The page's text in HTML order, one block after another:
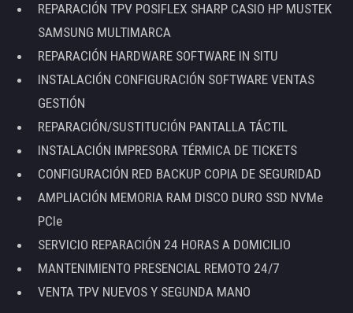
REPARACIÓN TPV POSIFLEX SHARP CASIO HP MUSTEK
SAMSUNG MULTIMARCA
REPARACIÓN HARDWARE SOFTWARE IN SITU
INSTALACIÓN CONFIGURACIÓN SOFTWARE VENTAS
GESTIÓN
REPARACIÓN/SUSTITUCIÓN PANTALLA TÁCTIL
INSTALACIÓN IMPRESORA TÉRMICA DE TICKETS
CONFIGURACIÓN RED BACKUP COPIA DE SEGURIDAD
AMPLIACIÓN MEMORIA RAM DISCO DURO SSD NVMe
PCIe
SERVICIO REPARACIÓN 24 HORAS A DOMICILIO
MANTENIMIENTO PRESENCIAL REMOTO 24/7
VENTA TPV NUEVOS Y SEGUNDA MANO